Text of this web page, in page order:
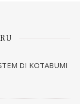
DI KOTABUMI